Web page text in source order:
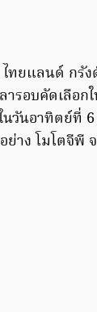
ยแลนด์ กรัง
รอบคัดเลือ
นวันอาทิตย์ที่
าง โมโตจีพี